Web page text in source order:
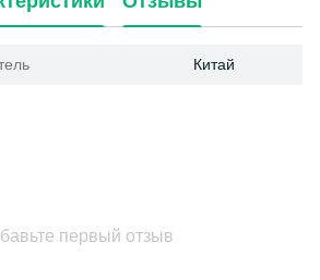
Китай
первый отзыв